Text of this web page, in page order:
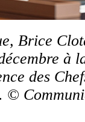
Brice
à
des
©